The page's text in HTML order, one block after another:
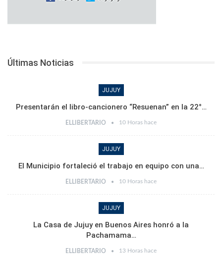
Últimas Noticias
JUJUY
Presentarán el libro-cancionero “Resuenan” en la 22°…
ELLIBERTARIO 10 Horas hace
JUJUY
El Municipio fortaleció el trabajo en equipo con una…
ELLIBERTARIO 10 Horas hace
JUJUY
La Casa de Jujuy en Buenos Aires honró a la
Pachamama…
ELLIBERTARIO 13 Horas hace